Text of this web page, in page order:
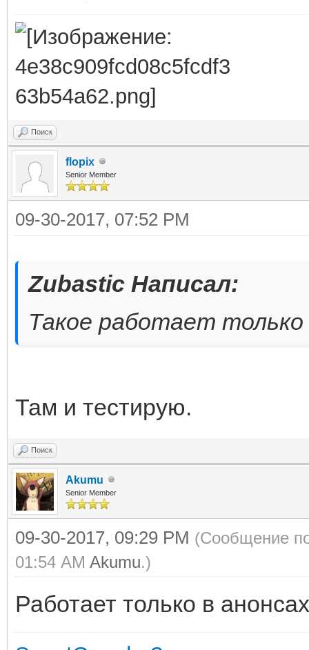
Поиск
flopix
Senior Member
09-30-2017, 07:52 PM
Zubastic Написал:
Такое работает
Там и тестирую.
Поиск
Akumu
Senior Member
09-30-2017, 09:29 PM (Сообщение
01:54 AM Akumu.)
Работает только в